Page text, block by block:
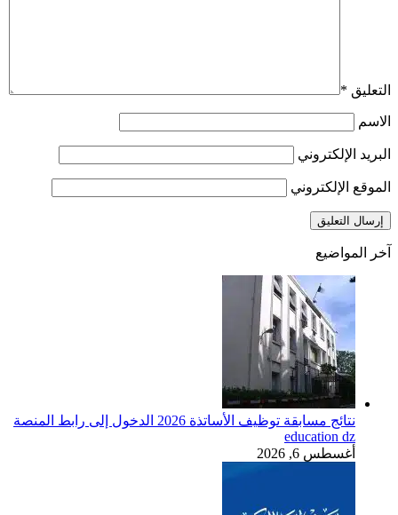
التعليق *
الاسم
البريد الإلكتروني
الموقع الإلكتروني
آخر المواضيع
نتائج مسابقة توظيف الأساتذة 2026 الدخول إلى رابط المنصة
education dz
أغسطس 6, 2026